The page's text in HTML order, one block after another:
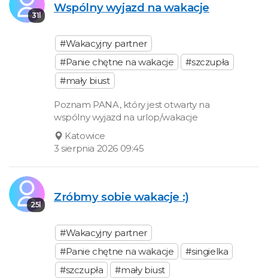
31l
Wspólny wyjazd na wakacje
#Wakacyjny partner
#Panie chętne na wakacje
#szczupła
#mały biust
Poznam PANA, który jest otwarty na
wspólny wyjazd na urlop/wakacje
Katowice
3 sierpnia 2026 09:45
25l
Zróbmy sobie wakacje :)
#Wakacyjny partner
#Panie chętne na wakacje
#singielka
#szczupła
#mały biust